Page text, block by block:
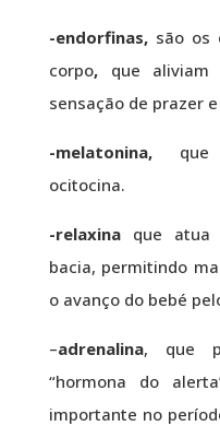
-endorfinas, são os
corpo, que
sensação de prazer
-melatonina,
que
ocitocina.
-relaxinaque atua
bacia, permitindo
o avanço do bebé
–adrenalina, que
“hormona do
importante no